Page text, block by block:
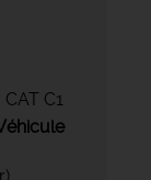
C1